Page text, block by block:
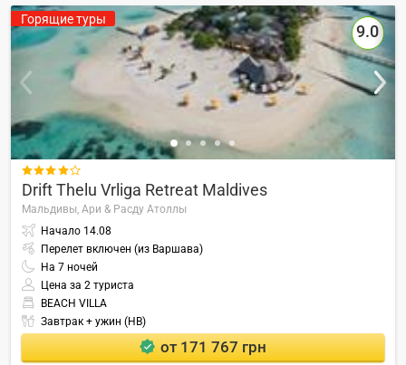
Горящие туры
9.0

Drift Thelu Vrliga Retreat Maldives
Мальдивы, Ари & Расду Атоллы
Начало 14.08
Перелет включен (из Варшава)
На 7 ночей
Цена за 2 туриста
BEACH VILLA
Завтрак + ужин (HB)
от 171 767 грн